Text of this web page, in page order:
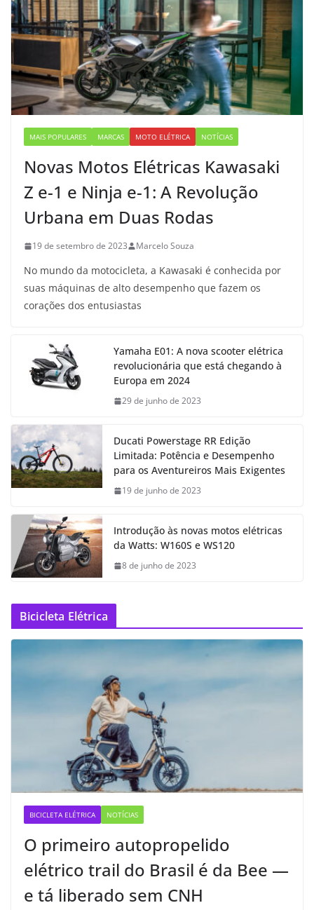
MAIS POPULARES MARCAS MOTO ELÉTRICA NOTÍCIAS
Novas Motos Elétricas Kawasaki
Z e-1 e Ninja e-1: A Revolução
Urbana em Duas Rodas
19 de setembro de 2023 Marcelo Souza
No mundo da motocicleta, a Kawasaki é conhecida por
suas máquinas de alto desempenho que fazem os
corações dos entusiastas
Yamaha E01: A nova scooter elétrica
revolucionária que está chegando à
Europa em 2024
29 de junho de 2023
Ducati Powerstage RR Edição
Limitada: Potência e Desempenho
para os Aventureiros Mais Exigentes
19 de junho de 2023
Introdução às novas motos elétricas
da Watts: W160S e WS120
8 de junho de 2023
Bicicleta Elétrica
BICICLETA ELÉTRICA NOTÍCIAS
O primeiro autopropelido
elétrico trail do Brasil é da Bee —
e tá liberado sem CNH